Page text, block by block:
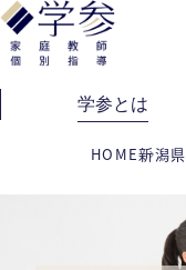
学参とは
HOME新潟県